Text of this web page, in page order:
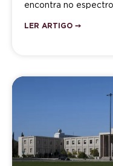
encontra no espectro
LER ARTIGO ➙